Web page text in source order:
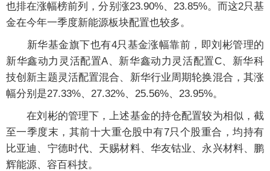
也排在涨幅榜前列，分别涨23.90%、23.85%。而这2只基
金在今年一季度新能源板块配置也较多。
新华基金旗下也有4只基金涨幅靠前，即刘彬管理的
新华鑫动力灵活配置A、新华鑫动力灵活配置C、新华科
技创新主题灵活配置混合、新华行业周期轮换混合，其涨
幅分别是27.33%、27.32%、25.56%、23.95%。
在刘彬的管理下，上述基金的持仓配置较为相似，截
至一季度末，其前十大重仓股中有7只个股重合，均持有
比亚迪、宁德时代、天赐材料、华友钴业、永兴材料、鹏
辉能源、容百科技。